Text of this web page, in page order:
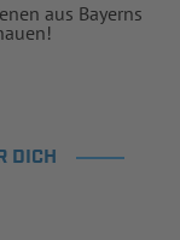
aus Bayerns
DICH